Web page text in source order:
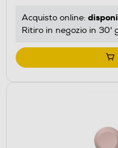
Acquisto online:
Ritiro in negozio in 30'